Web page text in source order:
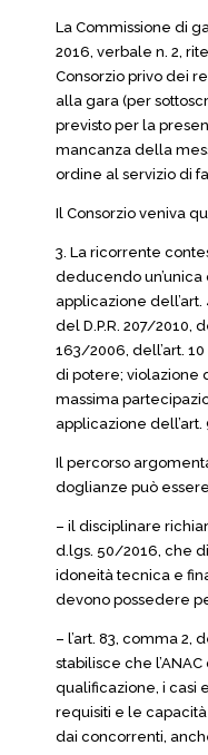
La Commissione di
2016, verbale n. 2,
Consorzio privo dei
alla gara (per
previsto per la
mancanza della
ordine al servizio di
Il Consorzio veniva
3. La ricorrente
deducendo
applicazione dell’art.
del D.P.R. 207/2010,
163/2006, dell’art.
di potere; violazione
massima
applicazione dell’art.
Il percorso
doglianze può
– il disciplinare
d.lgs. 50/2016, che
idoneità tecnica e
devono possedere
– l’art. 83, comma 2,
stabilisce che
qualificazione, i casi
requisiti e le
dai concorrenti,